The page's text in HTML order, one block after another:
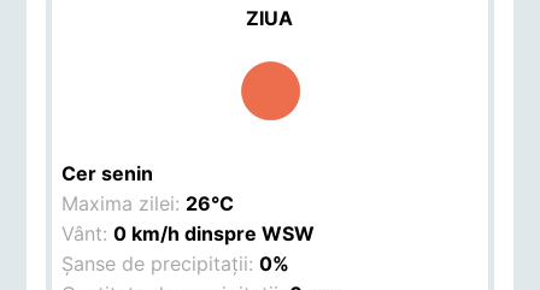
ZIUA
Cer senin
Maxima zilei: 26°C
Vânt:0 km/h dinspre WSW
Șanse de precipitații:0%